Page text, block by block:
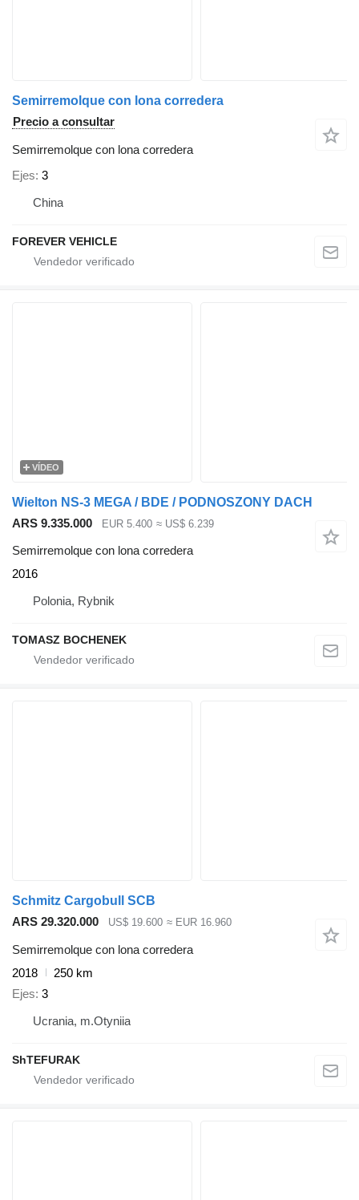
Semirremolque con lona corredera
Precio a consultar
Semirremolque con lona corredera
Ejes 3
China
FOREVER VEHICLE
VÍDEO
Wielton NS-3 MEGA / BDE / PODNOSZONY DACH
ARS 9.335.000
EUR 5.400 ≈ US$ 6.239
Semirremolque con lona corredera
2016
Polonia, Rybnik
TOMASZ BOCHENEK
Schmitz Cargobull SCB
ARS 29.320.000
US$ 19.600 ≈ EUR 16.960
Semirremolque con lona corredera
2018
250 km
Ejes 3
Ucrania, m.Otyniia
ShTEFURAK